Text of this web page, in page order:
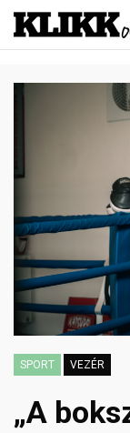
SPORT VEZÉR
„A